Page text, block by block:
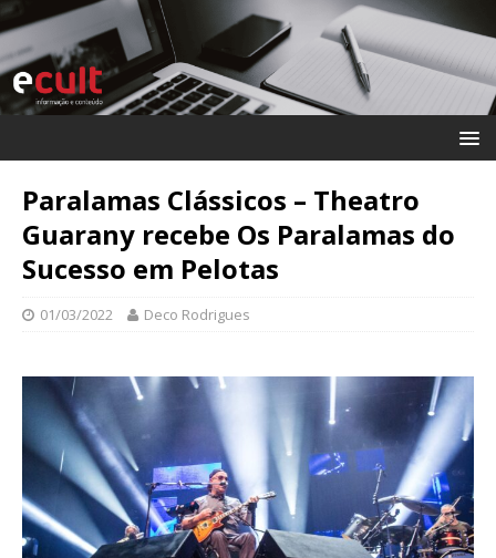
Paralamas Clássicos – Theatro
Guarany recebe Os Paralamas do
Sucesso em Pelotas
01/03/2022 Deco Rodrigues